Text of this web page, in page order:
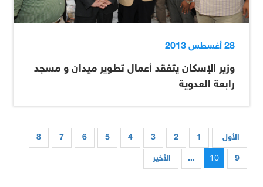
28 أغسطس 2013
وزير الإسكان يتفقد أعمال تطوير ميدان و مسجد
رابعة العدوية
الأول 1
2
3
4
5
6
7
8
9
10
... الأخير